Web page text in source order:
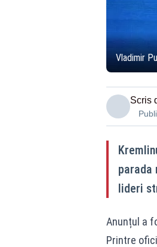
Vladimir
Scris
parada
lideri
Anunțul a
Printre